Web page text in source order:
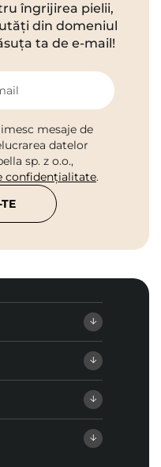
îngrijirea pielii,
din domeniul
ta de e-mail!
mesaje de
datelor
sp. z o.o.,
confidențialitate.